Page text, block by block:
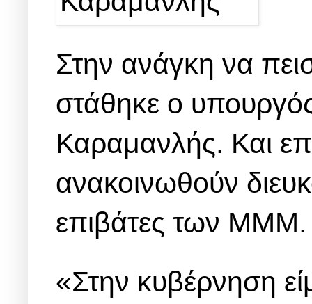
Στην ανάγκη να
στάθηκε ο
Καραμανλής. Και
ανακοινωθούν
επιβάτες των ΜΜΜ.
«Στην κυβέρνηση